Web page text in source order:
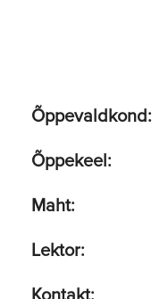
Õppevaldkond:
Õppekeel:
Maht:
Lektor: